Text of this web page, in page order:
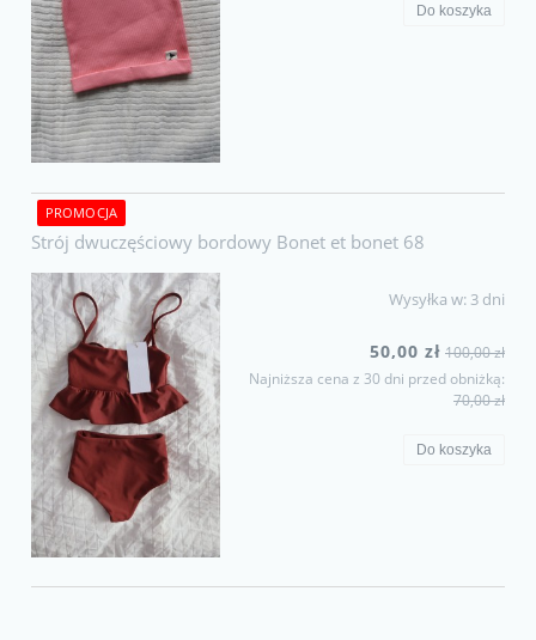
Do koszyka
Strój dwuczęściowy bordowy Bonet et bonet 68
Wysyłka w: 3 dni
50,00 zł 100,00 zł
Najniższa cena z 30 dni przed obniżką:
70,00 zł
Do koszyka
PROMOCJA